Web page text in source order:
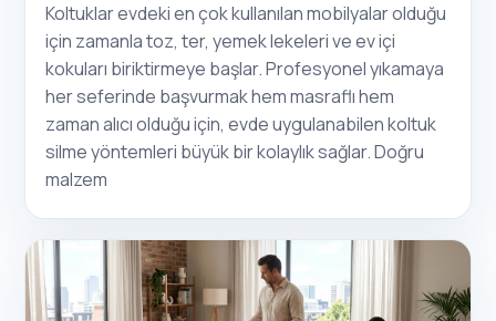
Koltuklar evdeki en çok kullanılan mobilyalar olduğu
için zamanla toz, ter, yemek lekeleri ve ev içi
kokuları biriktirmeye başlar. Profesyonel yıkamaya
her seferinde başvurmak hem masraflı hem
zaman alıcı olduğu için, evde uygulanabilen koltuk
silme yöntemleri büyük bir kolaylık sağlar. Doğru
malzem